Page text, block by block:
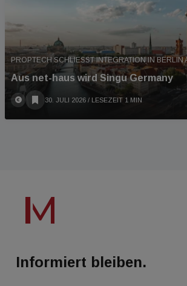
PROPTECH SCHLIESST INTEGRATION IN BERLIN
Aus net-haus wird Singu Germany
30. JULI 2026 / LESEZEIT 1 MIN
Informiert bleiben.